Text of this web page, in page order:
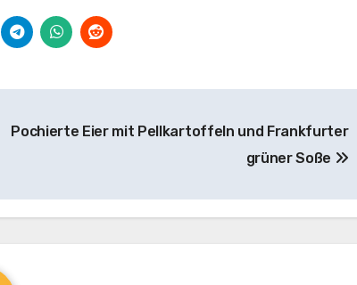
Pochierte Eier mit Pellkartoffeln und Frankfurter
grüner Soße